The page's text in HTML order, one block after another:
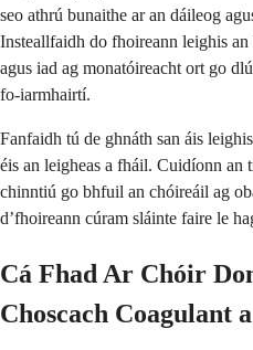
seo athrú bunaithe ar an dáileog
Insteallfaidh do fhoireann leighis
agus iad ag monatóireacht ort go
fo-iarmhairtí.
Fanfaidh tú de ghnáth san áis
éis an leigheas a fháil. Cuidíonn an
chinntiú go bhfuil an chóireáil ag
d’fhoireann cúram sláinte faire le
Cá Fhad Ar Chóir
Choscach Coagulant